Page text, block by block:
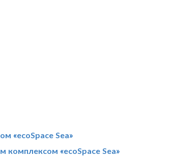
«ecoSpace Sea»
«ecoSpace Sea»